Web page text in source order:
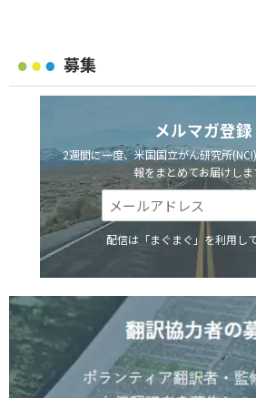
募集
メルマガ登録
2週間に一度、米国国立がん研究所
報をまとめてお届けしま
配信は「まぐまぐ」を利用して